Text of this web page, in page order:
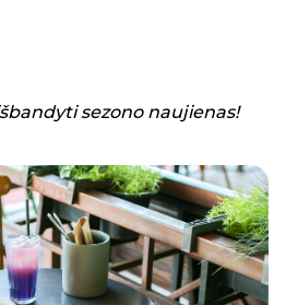
sezono naujienas!